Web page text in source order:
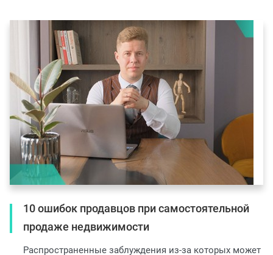
10 ошибок продавцов при самостоятельной
продаже недвижимости
Распространенные заблуждения из-за которых может